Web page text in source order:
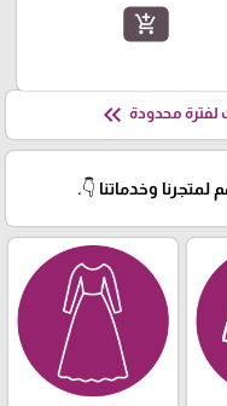
add_shopping_cart
محدودة keyboard_double_arrow_left
لمتجرنا وخدماتنا 👇.